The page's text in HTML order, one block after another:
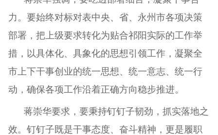
力。要始终对标对表中央、省、永州市各项决策
部署，把上级要求转化为贴合祁阳实际的工作举
措，以具体化、具象化的思想引领工作，凝聚全
市上下干事创业的统一思想、统一意志、统一行
动，确保各项工作沿着正确方向稳步推进。
蒋崇华要求，要秉持钉钉子韧劲，抓实落地之
效。钉钉子既是干事态度、奋斗精神，更是履职